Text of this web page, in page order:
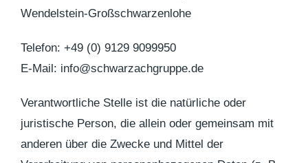
Wendelstein-Großschwarzenlohe
Telefon: +49 (0) 9129 9099950
E-Mail: info@schwarzachgruppe.de
Verantwortliche Stelle ist die natürliche oder
juristische Person, die allein oder gemeinsam mit
anderen über die Zwecke und Mittel der